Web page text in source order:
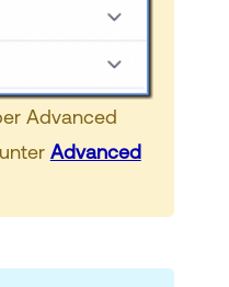
Advanced
Advanced